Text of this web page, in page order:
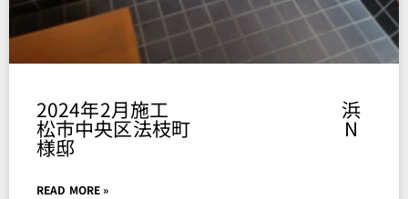
2024年2月施工 浜
松市中央区法枝町 N
様邸
READ MORE »